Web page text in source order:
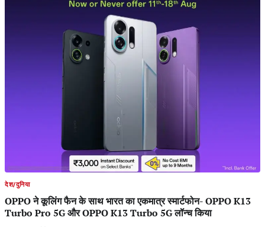
देश/दुनिया
OPPO ने कूलिंग फैन के साथ भारत का एकमात्र स्मार्टफोन- OPPO K13
Turbo Pro 5G और OPPO K13 Turbo 5G लॉन्च किया